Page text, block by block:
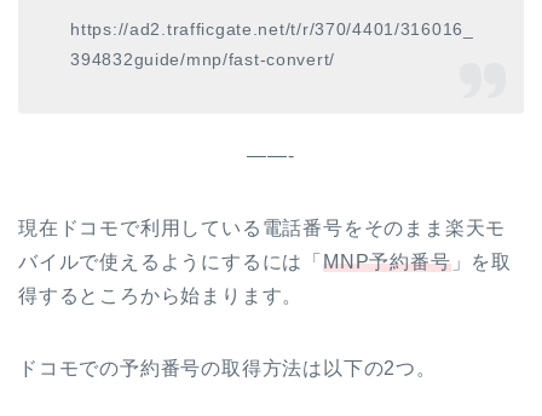
https://ad2.trafficgate.net/t/r/370/4401/316016_
394832guide/mnp/fast-convert/
——-
現在ドコモで利用している電話番号をそのまま楽天モ
バイルで使えるようにするには「MNP予約番号」を取
得するところから始まります。
ドコモでの予約番号の取得方法は以下の2つ。